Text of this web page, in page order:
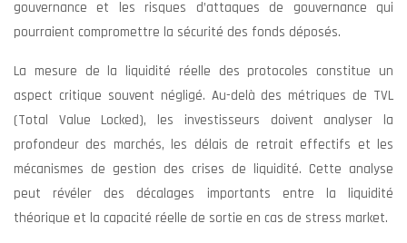
gouvernance et les risques d’attaques de gouvernance qui
pourraient compromettre la sécurité des fonds déposés.
La mesure de la liquidité réelle des protocoles constitue un
aspect critique souvent négligé. Au-delà des métriques de TVL
(Total Value Locked), les investisseurs doivent analyser la
profondeur des marchés, les délais de retrait effectifs et les
mécanismes de gestion des crises de liquidité. Cette analyse
peut révéler des décalages importants entre la liquidité
théorique et la capacité réelle de sortie en cas de stress market.